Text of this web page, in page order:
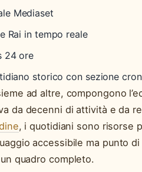
Mediaset
Rai in tempo reale
24 ore
storico con sezione
ad altre, compongono
da decenni di attività e da
, i quotidiani sono risorse
accessibile ma punto
quadro completo.